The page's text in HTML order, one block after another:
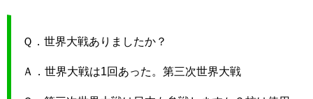
Ｑ．世界大戦ありましたか？
Ａ．世界大戦は1回あった。第三次世界大戦